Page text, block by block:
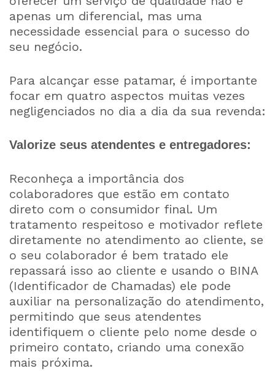
apenas um diferencial, mas uma
necessidade essencial para o sucesso do
seu negócio.
Para alcançar esse patamar, é importante
focar em quatro aspectos muitas vezes
negligenciados no dia a dia da sua revenda:
Valorize seus atendentes e entregadores:
Reconheça a importância dos
colaboradores que estão em contato
direto com o consumidor final. Um
tratamento respeitoso e motivador reflete
diretamente no atendimento ao cliente, se
o seu colaborador é bem tratado ele
repassará isso ao cliente e usando o BINA
(Identificador de Chamadas) ele pode
auxiliar na personalização do atendimento,
permitindo que seus atendentes
identifiquem o cliente pelo nome desde o
primeiro contato, criando uma conexão
mais próxima.